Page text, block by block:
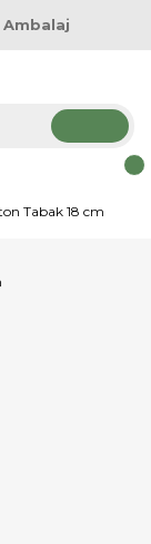
Tabak 18 cm